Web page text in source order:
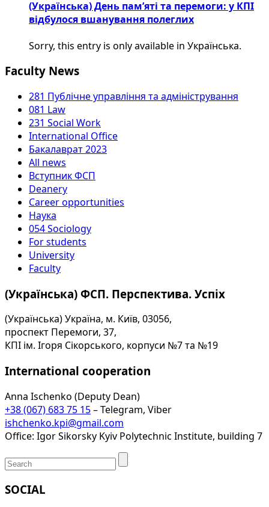
(Українська) День пам’яті та перемоги: у КПІ
відбулося вшанування полеглих
Sorry, this entry is only available in Українська.
Faculty News
281 Публічне управління та адміністрування
081 Law
231 Social Work
International Office
Бакалаврат 2023
All news
Вступник ФСП
Deanery
Career opportunities
Наука
054 Sociology
For students
University
Faculty
(Українська) ФСП. Перспектива. Успіх
(Українська) Україна, м. Київ, 03056,
проспект Перемоги, 37,
КПІ ім. Ігоря Сікорського, корпуси №7 та №19
International cooperation
Anna Ischenko (Deputy Dean)
+38 (067) 683 75 15– Telegram, Viber
ishchenko.kpi@gmail.com
Office: Igor Sikorsky Kyiv Polytechnic Institute, building 7
SOCIAL